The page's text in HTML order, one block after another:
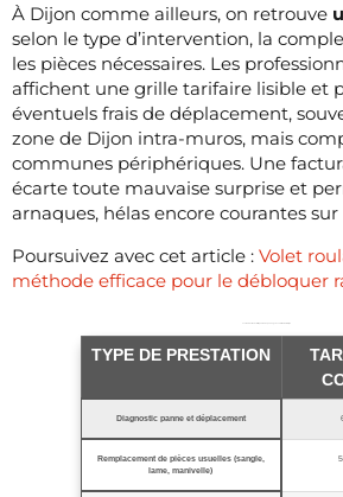
À Dijon comme ailleurs, on retrouve
selon le type d’intervention, la
les pièces nécessaires. Les
affichent une grille tarifaire lisible et
éventuels frais de déplacement,
zone de Dijon intra-muros, mais
communes périphériques. Une
écarte toute mauvaise surprise et
arnaques, hélas encore courantes
Poursuivez avec cet article : Volet
méthode efficace pour le débloquer
TYPE DE PRESTATION
Diagnostic panne et déplacement
Remplacement de pièces usuelles (sangle,
lame, manivelle)